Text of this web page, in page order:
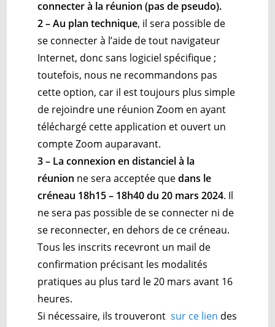
connecter à la réunion (pas de pseudo).
2 – Au plan technique, il sera possible de
se connecter à l’aide de tout navigateur
Internet, donc sans logiciel spécifique ;
toutefois, nous ne recommandons pas
cette option, car il est toujours plus simple
de rejoindre une réunion Zoom en ayant
téléchargé cette application et ouvert un
compte Zoom auparavant.
3 – La connexion en distanciel à la
réunion ne sera acceptée quedans le
créneau 18h15 – 18h40 du 20 mars 2024. Il
ne sera pas possible de se connecter ni de
se reconnecter, en dehors de ce créneau.
Tous les inscrits recevront un mail de
confirmation précisant les modalités
pratiques au plus tard le 20 mars avant 16
heures.
Si nécessaire, ils trouverontsur ce lien des